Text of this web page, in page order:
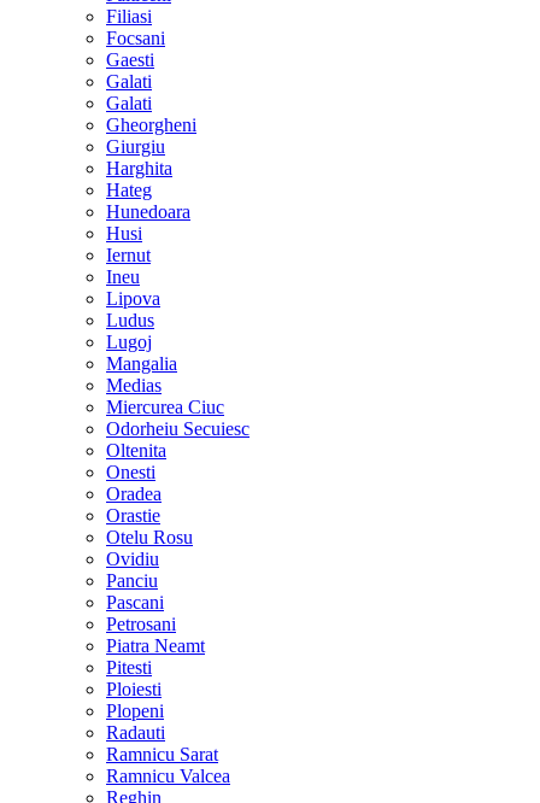
Filiasi
Focsani
Gaesti
Galati
Galati
Gheorgheni
Giurgiu
Harghita
Hateg
Hunedoara
Husi
Iernut
Ineu
Lipova
Ludus
Lugoj
Mangalia
Medias
Miercurea Ciuc
Odorheiu Secuiesc
Oltenita
Onesti
Oradea
Orastie
Otelu Rosu
Ovidiu
Panciu
Pascani
Petrosani
Piatra Neamt
Pitesti
Ploiesti
Plopeni
Radauti
Ramnicu Sarat
Ramnicu Valcea
Reghin